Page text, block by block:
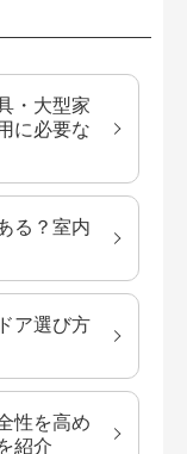
・大型家
に必要な
る？室内
ア選び方
性を高め
紹介